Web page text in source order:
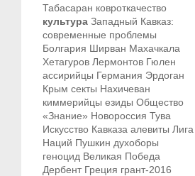
Табасаран ковроткачество
культура Западный Кавказ:
современные проблемы
Болгария Ширван Махачкала
Хетагуров Лермонтов Гюлен
ассирийцы Германия Эрдоган
Крым секты Нахичеван
киммерийцы езиды Общество
«Знание» Новороссия Тува
Искусство Кавказа алевиты Лига
Наций Пушкин духоборы
геноцид Великая Победа
Дербент Греция грант-2016